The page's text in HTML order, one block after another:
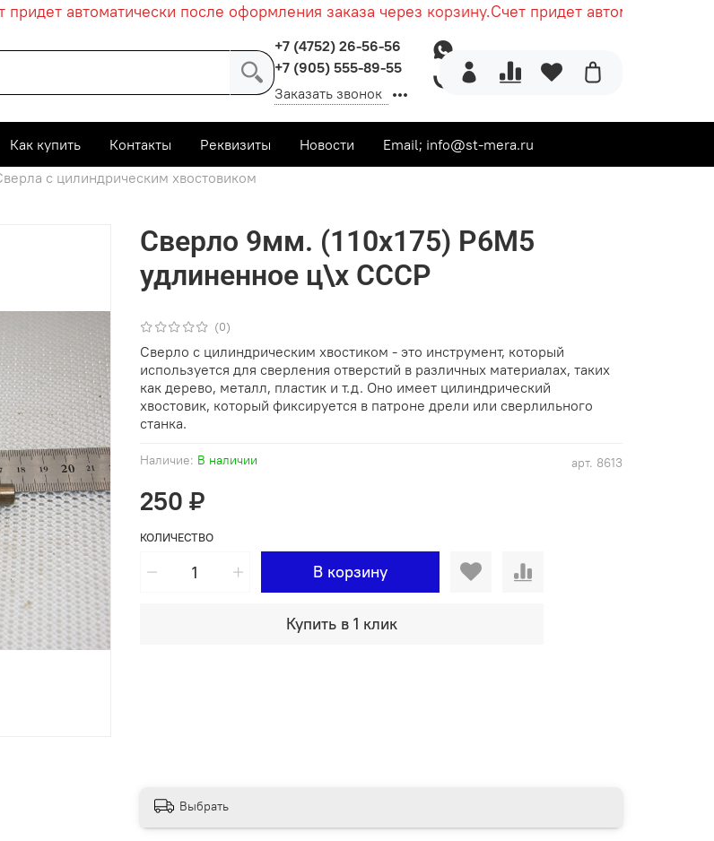
автоматически после оформления заказа через корзину.Счет придет автоматически
+7 (4752) 26-56-56
+7 (905) 555-89-55
Заказать звонок
Как купить Контакты Реквизиты Новости
Email; info@st-mera.ru
с цилиндрическим хвостовиком
(0)
арт. 8613
Наличие: В наличии
Сверло 9мм. (110х175) Р6М5
удлиненное ц\х СССР
250 ₽
КОЛИЧЕСТВО
В корзину
Купить в 1 клик
Сверло с цилиндрическим хвостиком - это инструмент, который
используется для сверления отверстий в различных материалах, таких
как дерево, металл, пластик и т.д. Оно имеет цилиндрический
хвостовик, который фиксируется в патроне дрели или сверлильного
станка.
Выбрать